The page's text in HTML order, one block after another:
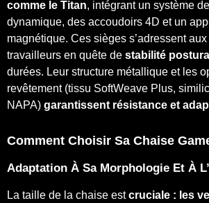
comme le Titan, intégrant un système
dynamique, des accoudoirs 4D et un
magnétique. Ces sièges s’adressent
travailleurs en quête de stabilité
durées. Leur structure métallique et les
revêtement (tissu SoftWeave Plus,
NAPA) garantissent résistance et
Comment Choisir Sa Chaise
Adaptation À Sa Morphologie Et À
La taille de la chaise estcruciale : les